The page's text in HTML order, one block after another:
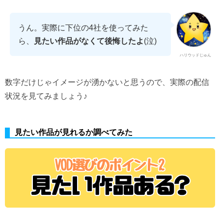
ハリウッドじゅん
うん。実際に下位の4社を使ってみた
ら、
見たい作品がなくて後悔したよ (泣)
数字だけじゃイメージが湧かないと思うので、実際の配信
状況を見てみましょう♪
見たい作品が見れるか調べてみた